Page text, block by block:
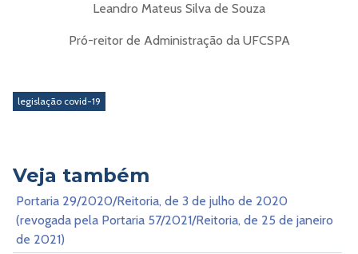
Leandro Mateus Silva de Souza
Pró-reitor de Administração da UFCSPA
legislação covid-19
Veja também
Portaria 29/2020/Reitoria, de 3 de julho de 2020
(revogada pela Portaria 57/2021/Reitoria, de 25 de janeiro
de 2021)